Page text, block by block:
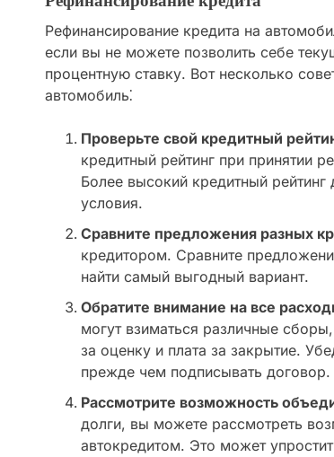
Рефинансирование кредита на
если вы не можете позволить себе
процентную ставку. Вот несколько
автомобиль⁚
Проверьте свой кредитный
кредитный рейтинг при принятии
Более высокий кредитный
условия.
Сравните предложения разных
кредитором. Сравните
найти самый выгодный вариант.
Обратите внимание на все
могут взиматься различные
за оценку и плата за закрытие.
прежде чем подписывать договор.
Рассмотрите возможность
долги, вы можете рассмотреть
автокредитом. Это может